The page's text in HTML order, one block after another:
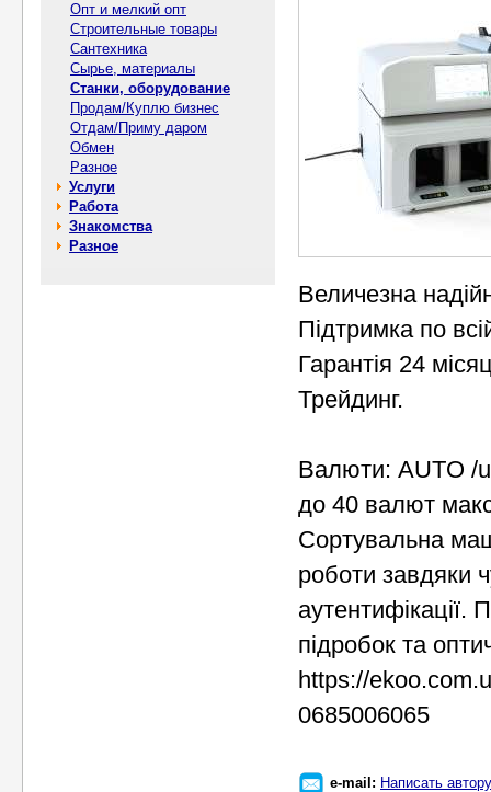
Опт и мелкий опт
Строительные товары
Сантехника
Сырье, материалы
Станки, оборудование
Продам/Куплю бизнес
Отдам/Приму даром
Обмен
Разное
Услуги
Работа
Знакомства
Разное
Величезна
Підтримка по
Гарантія 24
Трейдинг.
Валюти: AUTO /
до 40 валют
Сортувальна
роботи завдяки
аутентифікації.
підробок та
https://
0685006065
e-mail: Написать автору